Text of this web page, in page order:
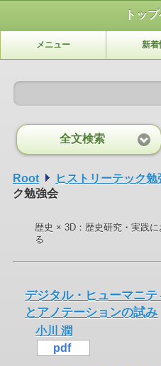
トッ
メニュー 新着
全文検索
Root ヒストリーテック勉
ク勉強会
歴史 × 3D：歴史研究・実践
る
デジタル・ヒューマニ
とアノテーションの試み
小川 潤
pdf